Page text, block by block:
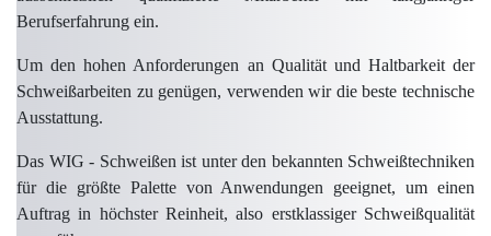
Berufserfahrung ein.
Um den hohen Anforderungen an Qualität und Haltbarkeit der
Schweißarbeiten zu genügen, verwenden wir die beste technische
Ausstattung.
Das WIG - Schweißen ist unter den bekannten Schweißtechniken
für die größte Palette von Anwendungen geeignet, um einen
Auftrag in höchster Reinheit, also erstklassiger Schweißqualität